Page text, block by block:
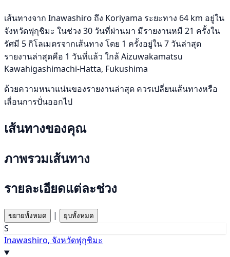
เส้นทางจาก Inawashiro ถึง Koriyama ระยะทาง 64 km อยู่ใน
จังหวัดฟุกุชิมะ ในช่วง 30 วันที่ผ่านมา มีรายงานหมี 21 ครั้งใน
รัศมี 5 กิโลเมตรจากเส้นทาง โดย 1 ครั้งอยู่ใน 7 วันล่าสุด
รายงานล่าสุดคือ 1 วันที่แล้ว ใกล้ Aizuwakamatsu
Kawahigashimachi-Hatta, Fukushima
ด้วยความหนาแน่นของรายงานล่าสุด ควรเปลี่ยนเส้นทางหรือ
เลื่อนการปั่นออกไป
เส้นทางของคุณ
ภาพรวมเส้นทาง
รายละเอียดแต่ละช่วง
ขยายทั้งหมด | ยุบทั้งหมด
S
Inawashiro, จังหวัดฟุกุชิมะ